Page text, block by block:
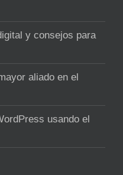
y consejos para
aliado en el
usando el